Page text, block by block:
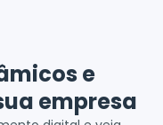
e
empresa